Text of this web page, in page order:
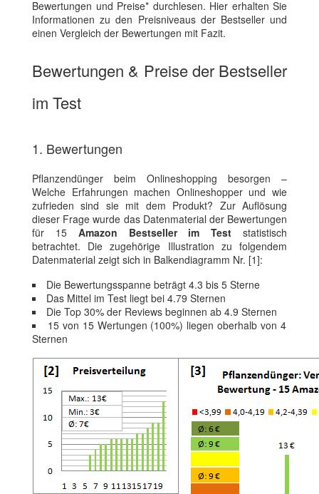
Bewertungen und Preise* durchlesen. Hier erhalten Sie
Informationen zu den Preisniveaus der Bestseller und
einen Vergleich der Bewertungen mit Fazit.
Bewertungen & Preise der Bestseller
im Test
1. Bewertungen
Pflanzendünger beim Onlineshopping besorgen –
Welche Erfahrungen machen Onlineshopper und wie
zufrieden sind sie mit dem Produkt? Zur Auflösung
dieser Frage wurde das Datenmaterial der Bewertungen
für 15 Amazon Bestseller im Test statistisch
betrachtet. Die zugehörige Illustration zu folgendem
Datenmaterial zeigt sich in Balkendiagramm Nr. [1]:
Die Bewertungsspanne beträgt 4.3 bis 5 Sterne
Das Mittel im Test liegt bei 4.79 Sternen
Die Top 30% der Reviews beginnen ab 4.9 Sternen
15 von 15 Wertungen (100%) liegen oberhalb von 4
Sternen